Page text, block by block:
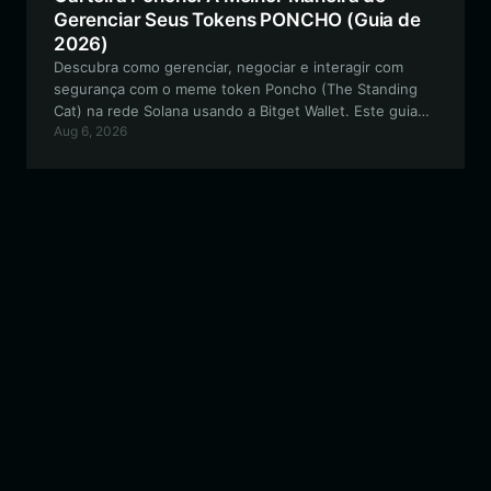
Gerenciar Seus Tokens PONCHO (Guia de
2026)
Descubra como gerenciar, negociar e interagir com
segurança com o meme token Poncho (The Standing
Cat) na rede Solana usando a Bitget Wallet. Este guia
cobre tudo o que você precisa para começar a usar a
Aug 6, 2026